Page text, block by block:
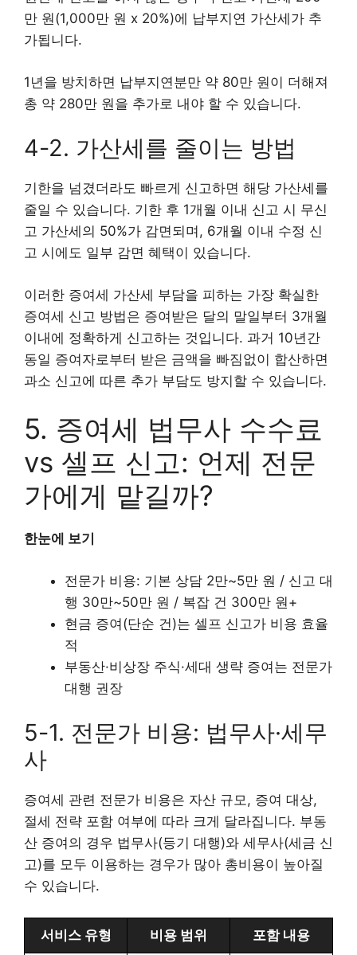
만 원(1,000만 원 x 20%)에 납부지연 가산세가 추
가됩니다.
1년을 방치하면 납부지연분만 약 80만 원이 더해져
총 약 280만 원을 추가로 내야 할 수 있습니다.
4-2. 가산세를 줄이는 방법
기한을 넘겼더라도 빠르게 신고하면 해당 가산세를
줄일 수 있습니다. 기한 후 1개월 이내 신고 시 무신
고 가산세의 50%가 감면되며, 6개월 이내 수정 신
고 시에도 일부 감면 혜택이 있습니다.
이러한 증여세 가산세 부담을 피하는 가장 확실한
증여세 신고 방법은 증여받은 달의 말일부터 3개월
이내에 정확하게 신고하는 것입니다. 과거 10년간
동일 증여자로부터 받은 금액을 빠짐없이 합산하면
과소 신고에 따른 추가 부담도 방지할 수 있습니다.
5. 증여세 법무사 수수료
vs 셀프 신고: 언제 전문
가에게 맡길까?
한눈에 보기
전문가 비용: 기본 상담 2만~5만 원 / 신고 대
행 30만~50만 원 / 복잡 건 300만 원+
현금 증여(단순 건)는 셀프 신고가 비용 효율
적
부동산·비상장 주식·세대 생략 증여는 전문가
대행 권장
5-1. 전문가 비용: 법무사·세무
사
증여세 관련 전문가 비용은 자산 규모, 증여 대상,
절세 전략 포함 여부에 따라 크게 달라집니다. 부동
산 증여의 경우 법무사(등기 대행)와 세무사(세금 신
고)를 모두 이용하는 경우가 많아 총비용이 높아질
수 있습니다.
서비스 유형 비용 범위 포함 내용